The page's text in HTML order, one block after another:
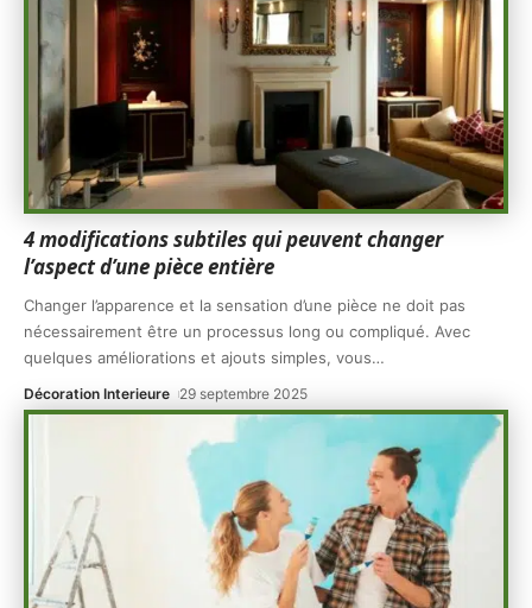
4 modifications subtiles qui peuvent changer
l’aspect d’une pièce entière
Changer l’apparence et la sensation d’une pièce ne doit pas
nécessairement être un processus long ou compliqué. Avec
quelques améliorations et ajouts simples, vous…
Décoration Interieure 29 septembre 2025